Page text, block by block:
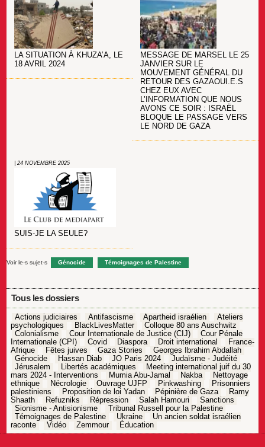
LA SITUATION À KHUZA’A, LE
18 AVRIL 2024
MESSAGE DE MARSEL LE 25
JANVIER SUR LE
MOUVEMENT GÉNÉRAL DU
RETOUR DES GAZAOUI.E.S
CHEZ EUX AVEC
L’INFORMATION QUE NOUS
AVONS CE SOIR : ISRAËL
BLOQUE LE PASSAGE VERS
LE NORD DE GAZA
| 24 NOVEMBRE 2025
SUIS-JE LA SEULE?
Voir le-s sujet-s Génocide Témoignages de Palestine
Tous les dossiers
Actions judiciaires Antifascisme Apartheid israélien
Ateliers
psychologiques
BlackLivesMatter
Colloque 80 ans Auschwitz
Colonialisme
Cour Internationale de Justice (CIJ)
Cour Pénale
Internationale (CPI)
Covid Diaspora Droit international
France-
Afrique
Fêtes juives Gaza Stories
Georges Ibrahim Abdallah
Génocide
Hassan Diab JO Paris 2024
Judaïsme - Judéité
Jérusalem
Libertés académiques
Meeting international juif du 30
mars 2024 - Interventions
Mumia Abu-Jamal Nakba
Nettoyage
ethnique
Nécrologie Ouvrage UJFP Pinkwashing
Prisonniers
palestiniens
Proposition de loi Yadan Pépinière de Gaza
Ramy
Shaath
Refuzniks Répression Salah Hamouri
Sanctions
Sionisme - Antisionisme
Tribunal Russell pour la Palestine
Témoignages de Palestine
Ukraine
Un ancien soldat israélien
raconte
Vidéo Zemmour Éducation
Navigation